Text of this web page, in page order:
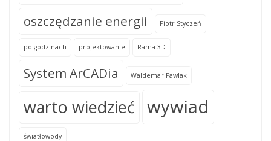
oszczędzanie energii Piotr Styczeń
po godzinach projektowanie Rama 3D
System ArCADia Waldemar Pawlak
warto wiedzieć wywiad
światłowody